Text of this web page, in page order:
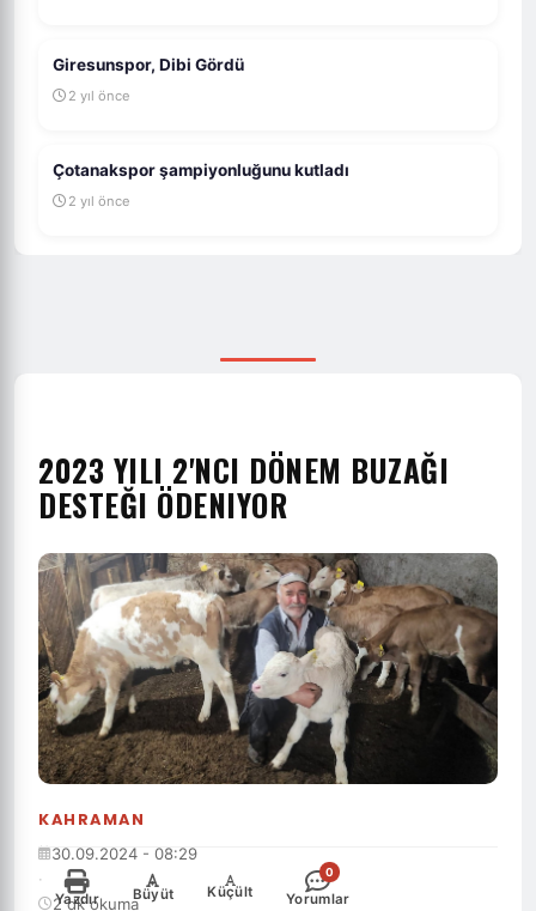
Giresunspor, Dibi Gördü
2 yıl önce
Çotanakspor şampiyonluğunu kutladı
2 yıl önce
KAHRAMAN
2023 YILI 2'NCI DÖNEM BUZAĞI
DESTEĞI ÖDENIYOR
30.09.2024 - 08:29
·
2 dk okuma
Yazdır
+
Büyüt
-
Küçült
0
Yorumlar